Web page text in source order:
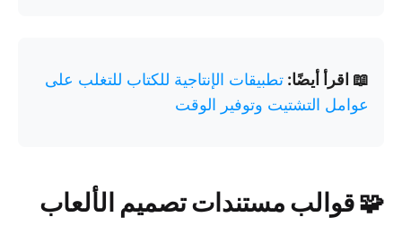
📖 اقرأ أيضًا: تطبيقات الإنتاجية للكتاب للتغلب على
عوامل التشتيت وتوفير الوقت
🧩 قوالب مستندات تصميم الألعاب